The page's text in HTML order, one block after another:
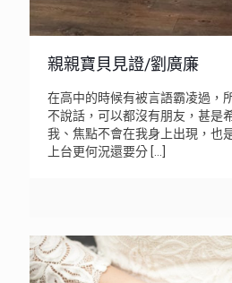
親親寶貝見證/劉廣廉
在高中的時候有被言語霸凌過，
不說話，可以都沒有朋友，甚是
我、焦點不會在我身上出現，也
上台更何況還要分 […]